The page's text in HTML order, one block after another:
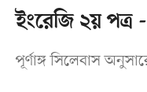
ইংরেজি ২য়
পূর্ণাঙ্গ সিলেবাস